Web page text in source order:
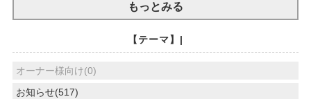
もっとみる
【テーマ】|
オーナー様向け(0)
お知らせ(517)